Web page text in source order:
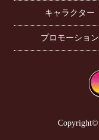
キャラクター
プロモーション
Copyright©